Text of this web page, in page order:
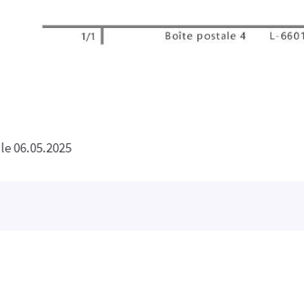
06.05.2025